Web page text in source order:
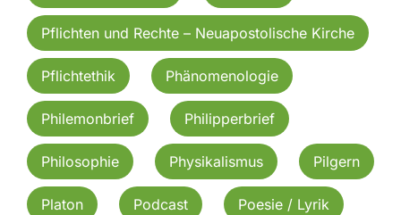
Pflichten und Rechte – Neuapostolische Kirche
Pflichtethik Phänomenologie
Philemonbrief Philipperbrief
Philosophie Physikalismus Pilgern
Platon Podcast Poesie / Lyrik